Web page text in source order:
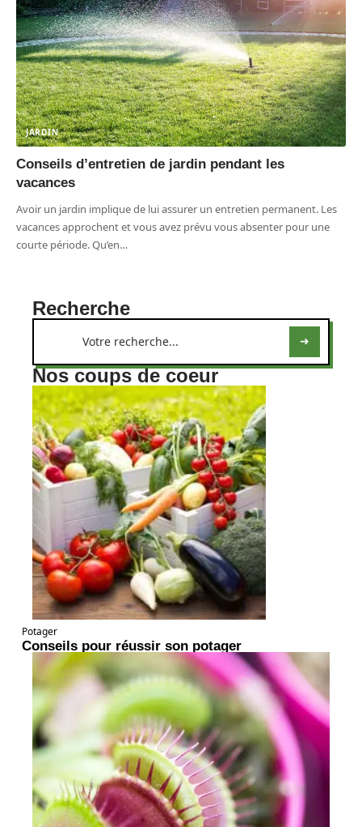
JARDIN
Conseils d’entretien de jardin pendant les
vacances
Avoir un jardin implique de lui assurer un entretien permanent. Les
vacances approchent et vous avez prévu vous absenter pour une
courte période. Qu’en…
Recherche
Nos coups de coeur
Potager
Conseils pour réussir son potager